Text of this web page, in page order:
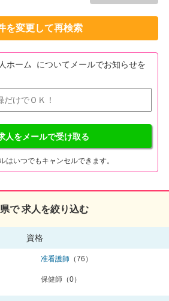
を変更して再検索
ホーム についてメールでお知らせを
人をメールで受け取る
はいつでもキャンセルできます。
で 求人を絞り込む
資格
准看護師 （76）
保健師 （0）